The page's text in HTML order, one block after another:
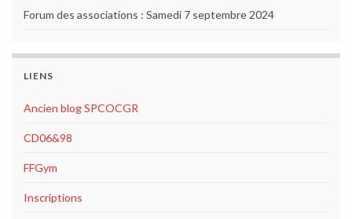
Forum des associations : Samedi 7 septembre 2024
LIENS
Ancien blog SPCOCGR
CD06&98
FFGym
Inscriptions